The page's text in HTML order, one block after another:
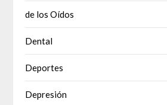
de los Oídos
Dental
Deportes
Depresión